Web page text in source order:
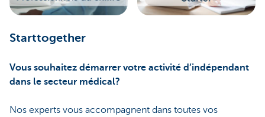
Starttogether
Vous souhaitez démarrer votre activité d’indépendant
dans le secteur médical?
Nos experts vous accompagnent dans toutes vos